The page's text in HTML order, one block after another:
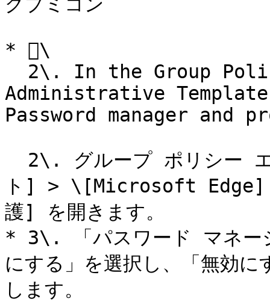
* \
Administrative
Password manager and
ト] > \[Microsoft Edge]
護] を開きます。
* 3\. 「パスワード マネー
にする」を選択し、「無効に
します。